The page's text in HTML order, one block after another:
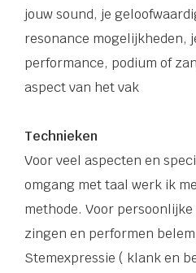
jouw sound, je
resonance mogelijkheden,
performance, podium of
aspect van het vak
Technieken
Voor veel aspecten en
omgang met taal werk ik
methode. Voor
zingen en performen
Stemexpressie ( klank en